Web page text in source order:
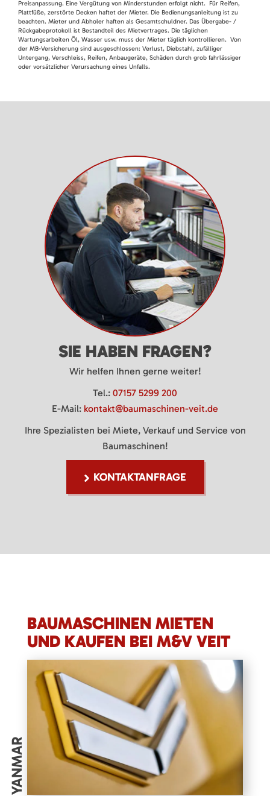
Preisanpassung. Eine Vergütung von Minderstunden erfolgt nicht. Für Reifen,
Plattfüße, zerstörte Decken haftet der Mieter. Die Bedienungsanleitung ist zu
beachten. Mieter und Abholer haften als Gesamtschuldner. Das Übergabe- /
Rückgabeprotokoll ist Bestandteil des Mietvertrages. Die täglichen
Wartungsarbeiten Öl, Wasser usw. muss der Mieter täglich kontrollieren. Von
der MB-Versicherung sind ausgeschlossen: Verlust, Diebstahl, zufälliger
Untergang, Verschleiss, Reifen, Anbaugeräte, Schäden durch grob fahrlässiger
oder vorsätzlicher Verursachung eines Unfalls.
SIE HABEN FRAGEN?
Wir helfen Ihnen gerne weiter!
Tel.: 07157 5299 200
E-Mail: kontakt@baumaschinen-veit.de
Ihre Spezialisten bei Miete, Verkauf und Service von
Baumaschinen!
KONTAKTANFRAGE
BAUMASCHINEN MIETEN
UND KAUFEN BEI M&V VEIT
YANMAR